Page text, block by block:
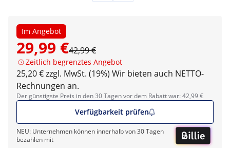
Im Angebot
29,99 €42,99 €
Zeitlich begrenztes Angebot
25,20 € zzgl. MwSt. (19%) Wir bieten auch NETTO-
Rechnungen an.
Der günstigste Preis in den 30 Tagen vor dem Rabatt war: 42,99 €
Verfügbarkeit prüfen
NEU: Unternehmen können innerhalb von 30 Tagen
bezahlen mit